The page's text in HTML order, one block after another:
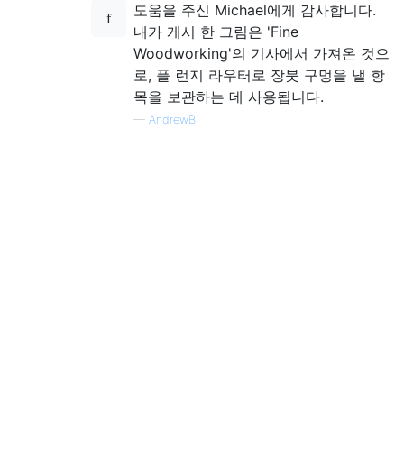
도움을 주신 Michael에게 감사합니다.
내가 게시 한 그림은 'Fine
Woodworking'의 기사에서 가져온 것으
로, 플 런지 라우터로 장붓 구멍을 낼 항
목을 보관하는 데 사용됩니다.
— AndrewB